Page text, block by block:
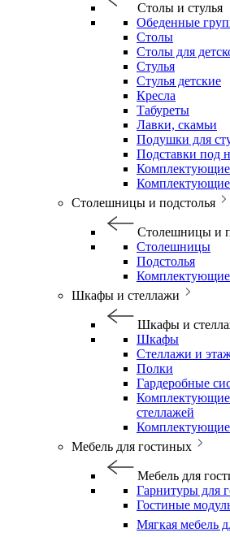
Столы и стулья
Обеденные
Столы
Столы для
Стулья
Стулья детские
Кресла
Табуреты
Лавки, скамьи
Подушки для
Подставки под
Комплектующие
Комплектующие
Столешницы и подстолья
Столешницы и
Столешницы
Подстолья
Шкафы и стеллажи
Шкафы и
Шкафы
Стеллажи и
Полки
Гардеробные
стеллажей
Комплектующие
Мебель для гостиных
Мебель для
Гарнитуры для
Гостиные
Мягкая мебель